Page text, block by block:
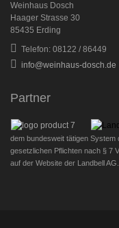
Weinhaus Dosch
Haager Strasse 30
85435 Erding
Telefon: 08122 / 86449
info@weinhaus-dosch.de
Partner
dem bundesweit tätigen System
gesetzlichen Pflichten nach § 7
auf der Website der Landbell AG.